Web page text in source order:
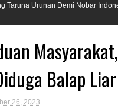
Indonesia Lawan
Balap
26, 2023